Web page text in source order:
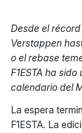
Desde el
Verstappen
o el rebase
F1ESTA ha
calendario del
La espera
F1ESTA. La